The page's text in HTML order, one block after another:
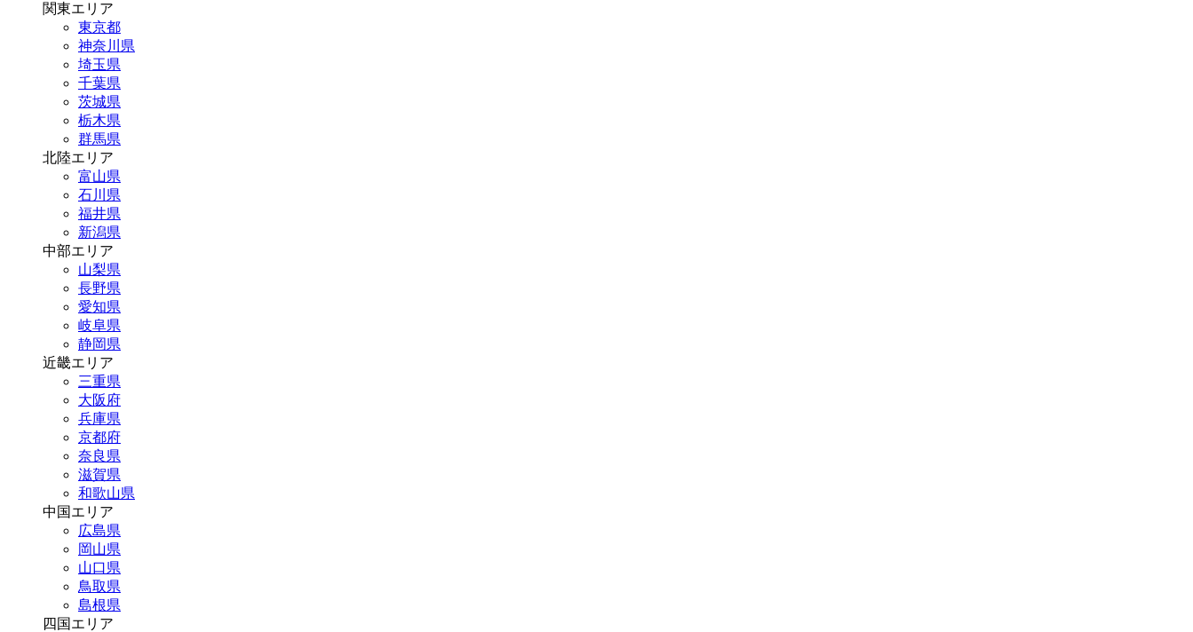
関東エリア
東京都
神奈川県
埼玉県
千葉県
茨城県
栃木県
群馬県
北陸エリア
富山県
石川県
福井県
新潟県
中部エリア
山梨県
長野県
愛知県
岐阜県
静岡県
近畿エリア
三重県
大阪府
兵庫県
京都府
奈良県
滋賀県
和歌山県
中国エリア
広島県
岡山県
山口県
鳥取県
島根県
四国エリア